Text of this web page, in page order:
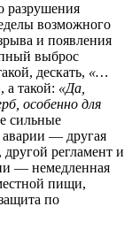
разрушения
возможного
и появления
выброс
дескать, «…
, а такой: «Да,
особенно для
сильные
— другая
регламент и
— немедленная
пищи,
по